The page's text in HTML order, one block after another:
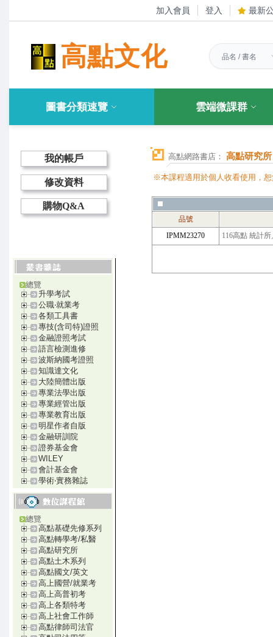
加入會員 登入 最新
高點文化
圖書分類速覽 雲端微課群
我的帳戶
修改資料
購物Q&A
總覽
升學考試
公職‧就業考
各類工具書
專技(含司特)證照
金融證照考試
語言檢測進修
波斯納國考證照
知識達文化
大陸簡體出版
專業法學出版
專業經管出版
專業教育出版
明星作者自版
金融研訓院
證券基金會
WILEY
會計基金會
學術‧實務雜誌
總覽
高點基礎先修系列
高點轉學考/私醫
高點研究所
高點土木系列
高點國文/英文
高上國營/就業考
高上高普初考
高上各類特考
高上社會工作師
高點律師司法官
高點網路書店： 高點研究所
※本課程適用於個人收看使用，
品號
IPMM23270
116高點 統計